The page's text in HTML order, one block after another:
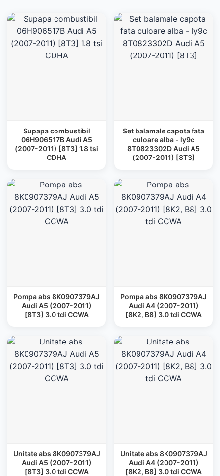
Supapa combustibil
06H906517B Audi A5
(2007-2011) [8T3] 1.8 tsi
CDHA
Set balamale capota fata
culoare alba - ly9c
8T0823302D Audi A5
(2007-2011) [8T3]
Pompa abs 8K0907379AJ
Audi A5 (2007-2011)
[8T3] 3.0 tdi CCWA
Pompa abs 8K0907379AJ
Audi A4 (2007-2011)
[8K2, B8] 3.0 tdi CCWA
Unitate abs 8K0907379AJ
Audi A5 (2007-2011)
[8T3] 3.0 tdi CCWA
Unitate abs 8K0907379AJ
Audi A4 (2007-2011)
[8K2, B8] 3.0 tdi CCWA